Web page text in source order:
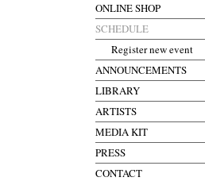
ONLINE SHOP
SCHEDULE
Register new event
ANNOUNCEMENTS
LIBRARY
ARTISTS
MEDIA KIT
PRESS
CONTACT